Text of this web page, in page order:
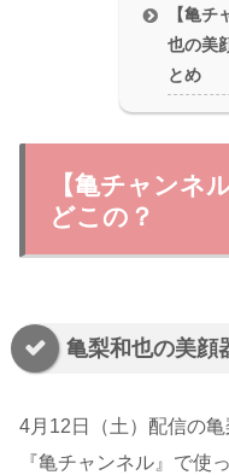
【亀チ
也の美
とめ
【亀チャンネ
どこの？
亀梨和也の美顔
4月12日（土）配信の
『亀チャンネル』で使